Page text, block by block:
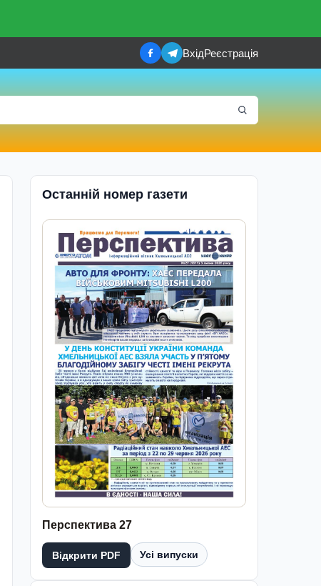
ВхідРеєстрація
Останній номер газети
Перспектива 27
Відкрити PDF Усі випуски